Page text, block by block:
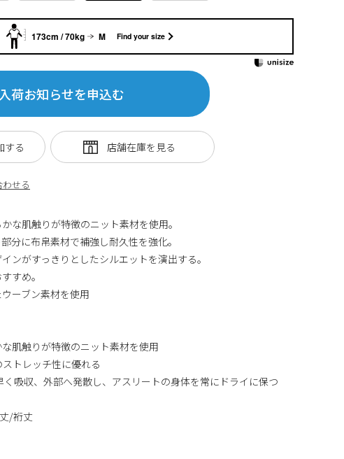
入荷お知らせを申込む
せる
する
な肌触りが特徴のニット素材を使用。
分に布帛素材で補強し耐久性を強化。
ンがすっきりとしたシルエットを演出する。
すめ。
ーブン素材を使用
肌触りが特徴のニット素材を使用
トレッチ性に優れる
吸収、外部へ発散し、アスリートの身体を常にドライに保つ
/裄丈
173cm / 70kg M Find your size